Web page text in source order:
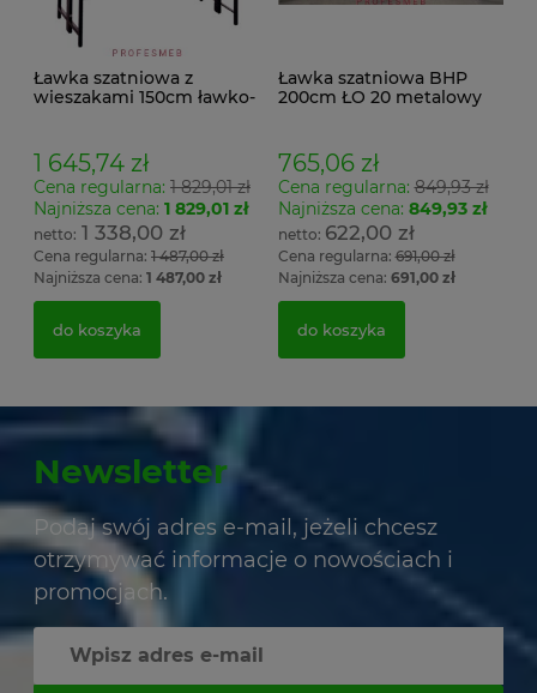
Ławka szatniowa z
wieszakami 150cm ławko-
1 645,74 zł
Cena regularna: 1 829,01 zł
Najniższa cena: 1 829,01 zł
1 338,00 zł
Cena regularna: 1 487,00 zł
Najniższa cena: 1 487,00 zł
do koszyka
Ławka szatniowa BHP
200cm ŁO 20 metalowy
765,06 zł
Cena regularna:849,93 zł
Najniższa cena: 849,93 zł
622,00 zł
Cena regularna:691,00 zł
Najniższa cena: 691,00 zł
do koszyka
Newsletter
Podaj swój adres e-mail, jeżeli chcesz
otrzymywać informacje o nowościach i
promocjach.